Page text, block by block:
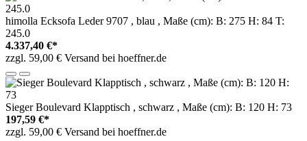
himolla Ecksofa Leder 9707 , blau , Maße (cm): B: 275 H: 84 T:
245.0
4.337,40 €*
zzgl. 59,00 € Versand bei hoeffner.de
Sieger Boulevard Klapptisch , schwarz , Maße (cm): B: 120 H: 73
197,59 €*
zzgl. 59,00 € Versand bei hoeffner.de